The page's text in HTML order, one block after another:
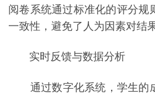
阅卷系统通过标准化的评分规
一致性，避免了人为因素对结
实时反馈与数据分析
通过数字化系统，学生的